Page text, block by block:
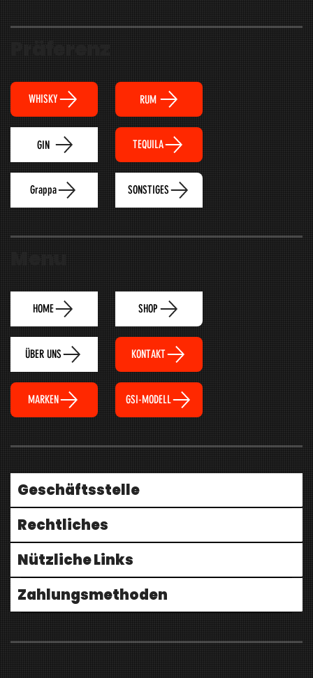
WHISKY
GIN
RUM
Grappa SONSTIGES
TEQUILA
HOME SHOP
ÜBER UNS KONTAKT
MARKEN GSI-MODELL
Geschäftsstelle
Rechtliches
Nützliche Links
Zahlungsmethoden